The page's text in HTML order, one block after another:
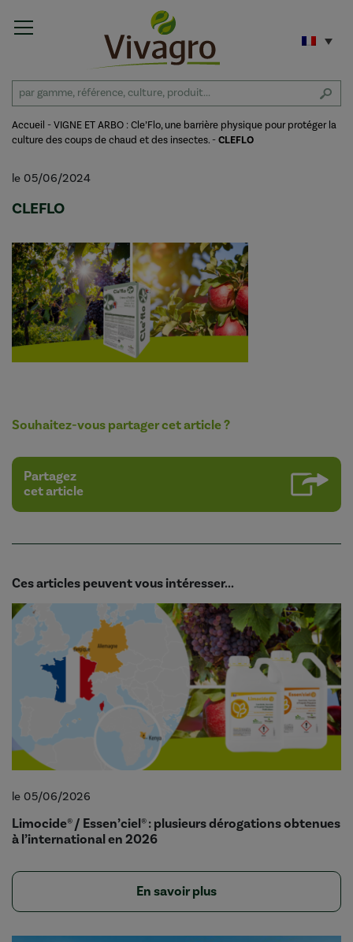
Accueil -VIGNE ET ARBO : Cle’Flo, une barrière physique pour protéger la
culture des coups de chaud et des insectes. -CLEFLO
le 05/06/2024
CLEFLO
Souhaitez-vous partager cet article ?
Partagez
cet article
Ces articles peuvent vous intéresser...
le 05/06/2026
Limocide® / Essen’ciel® : plusieurs dérogations obtenues
à l’international en 2026
En savoir plus